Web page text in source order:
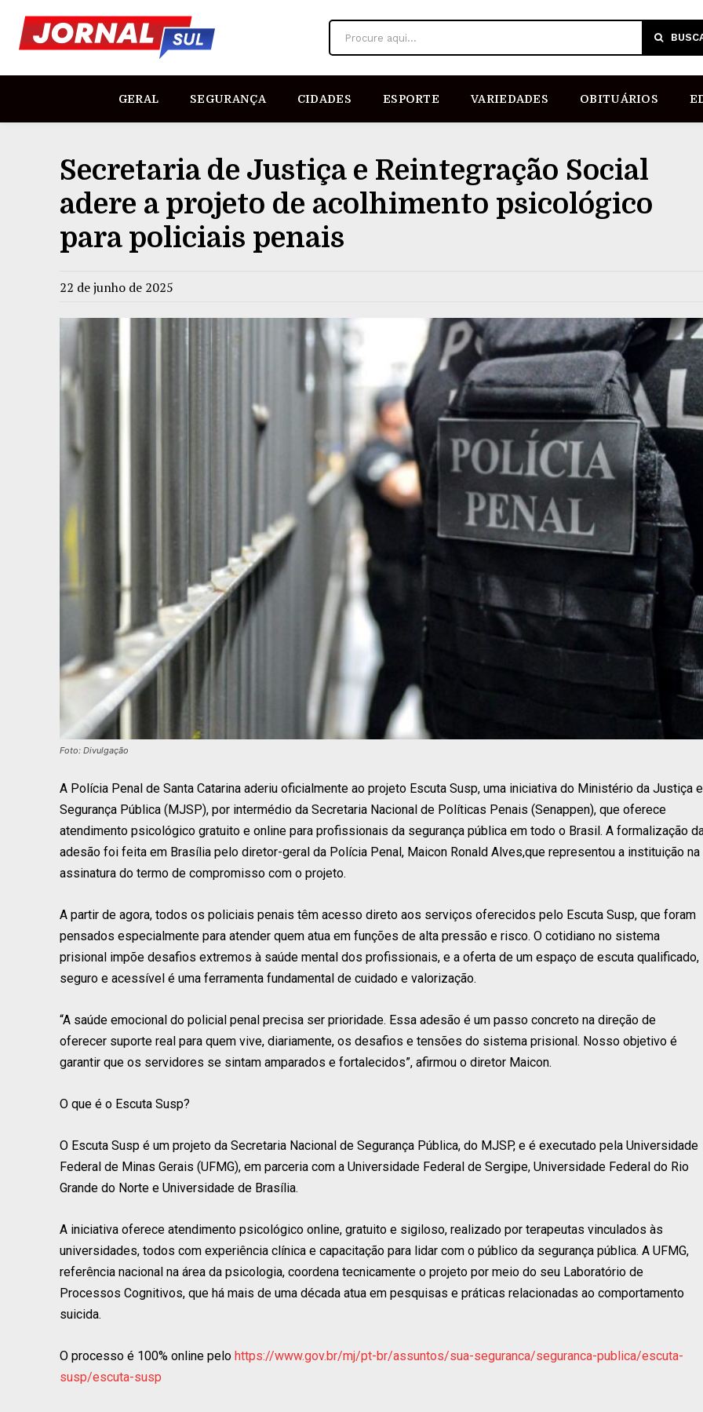
Procure aqui...
GERAL SEGURANÇA CIDADES ESPORTE VARIEDADES OBITUÁRIOS
Secretaria de Justiça e Reintegração Social
adere a projeto de acolhimento psicológico
para policiais penais
22 de junho de 2025
Foto: Divulgação
A Polícia Penal de Santa Catarina aderiu oficialmente ao projeto Escuta Susp, uma iniciativa do Ministério da Justiça e
Segurança Pública (MJSP), por intermédio da Secretaria Nacional de Políticas Penais (Senappen), que oferece
atendimento psicológico gratuito e online para profissionais da segurança pública em todo o Brasil. A formalização
adesão foi feita em Brasília pelo diretor-geral da Polícia Penal, Maicon Ronald Alves,que representou a instituição na
assinatura do termo de compromisso com o projeto.
A partir de agora, todos os policiais penais têm acesso direto aos serviços oferecidos pelo Escuta Susp, que foram
pensados especialmente para atender quem atua em funções de alta pressão e risco. O cotidiano no sistema
prisional impõe desafios extremos à saúde mental dos profissionais, e a oferta de um espaço de escuta qualificado,
seguro e acessível é uma ferramenta fundamental de cuidado e valorização.
“A saúde emocional do policial penal precisa ser prioridade. Essa adesão é um passo concreto na direção de
oferecer suporte real para quem vive, diariamente, os desafios e tensões do sistema prisional. Nosso objetivo é
garantir que os servidores se sintam amparados e fortalecidos”, afirmou o diretor Maicon.
O que é o Escuta Susp?
O Escuta Susp é um projeto da Secretaria Nacional de Segurança Pública, do MJSP, e é executado pela Universidade
Federal de Minas Gerais (UFMG), em parceria com a Universidade Federal de Sergipe, Universidade Federal do Rio
Grande do Norte e Universidade de Brasília.
A iniciativa oferece atendimento psicológico online, gratuito e sigiloso, realizado por terapeutas vinculados às
universidades, todos com experiência clínica e capacitação para lidar com o público da segurança pública. A UFMG,
referência nacional na área da psicologia, coordena tecnicamente o projeto por meio do seu Laboratório de
Processos Cognitivos, que há mais de uma década atua em pesquisas e práticas relacionadas ao comportamento
suicida.
O processo é 100% online pelo https://www.gov.br/mj/pt-br/assuntos/sua-seguranca/seguranca-publica/escuta-
susp/escuta-susp